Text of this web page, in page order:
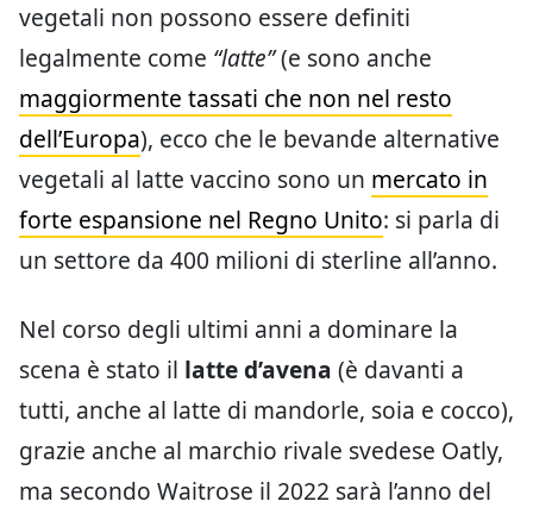
vegetali non possono essere definiti
legalmente come “latte”(e sono anche
maggiormente tassati che non nel resto
dell’Europa), ecco che le bevande alternative
vegetali al latte vaccino sono un mercato in
forte espansione nel Regno Unito: si parla di
un settore da 400 milioni di sterline all’anno.
Nel corso degli ultimi anni a dominare la
scena è stato il latte d’avena (è davanti a
tutti, anche al latte di mandorle, soia e cocco),
grazie anche al marchio rivale svedese Oatly,
ma secondo Waitrose il 2022 sarà l’anno del